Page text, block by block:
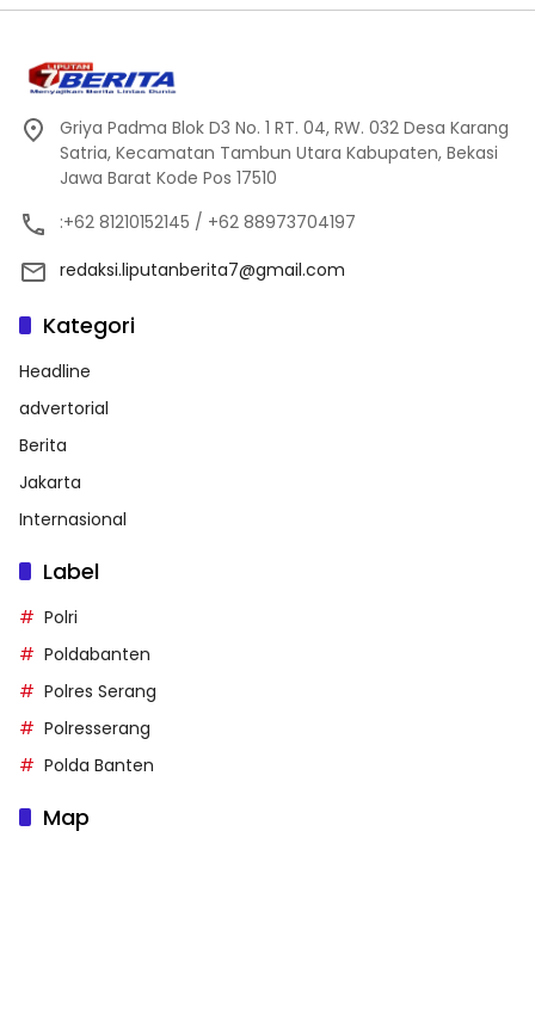
Griya Padma Blok D3 No. 1 RT. 04, RW. 032 Desa Karang
Satria, Kecamatan Tambun Utara Kabupaten, Bekasi
Jawa Barat Kode Pos 17510
:+62 81210152145 / +62 88973704197
redaksi.liputanberita7@gmail.com
Kategori
Headline
advertorial
Berita
Jakarta
Internasional
Label
Polri
Poldabanten
Polres Serang
Polresserang
Polda Banten
Map